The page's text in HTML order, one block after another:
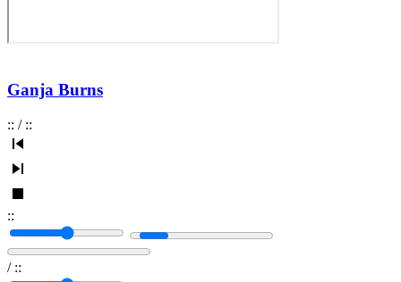
Ganja Burns
:: / ::
::
/ ::